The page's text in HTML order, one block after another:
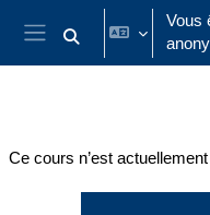
Passer au contenu principal
Panneau latéral
Activer/désactiver la
Vous
Ce cours n’est